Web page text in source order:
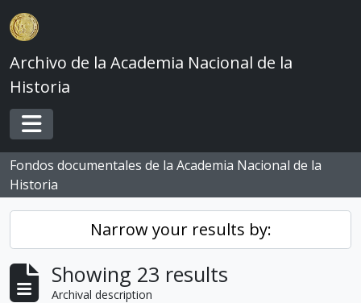
Skip to main content
Archivo de la Academia Nacional de la
Historia
Toggle navigation
Fondos documentales de la Academia Nacional de la
Historia
Narrow your results by:
Showing 23 results
Archival description